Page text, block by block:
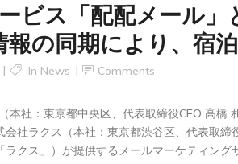
ビス「配配メール
報の同期により、宿
In News Comments
社：東京都中央区、代表取締役CEO 高橋
会社ラクス（本社：東京都渋谷区、代表取締
ラクス」）が提供するメールマーケティン